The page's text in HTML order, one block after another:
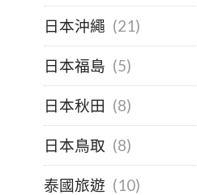
日本沖繩 (21)
日本福島 (5)
日本秋田 (8)
日本鳥取 (8)
泰國旅遊 (10)